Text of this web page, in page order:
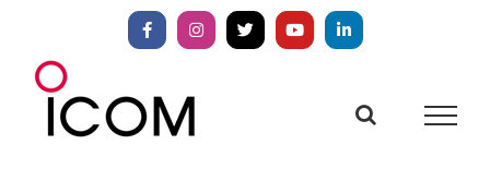
springen
FacebookInstagram
X YouTubeLinkedIn